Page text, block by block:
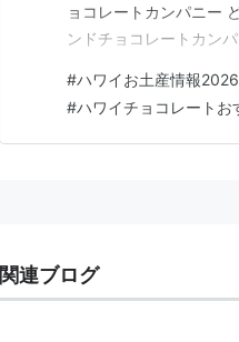
ョコレートカンパニー
ンドチョコレートカン
手軽なのに美味しいチ
い！ どんなチョコレー
#ハワイお土産情報2026
#ハワイチョコレートお
関連ブログ